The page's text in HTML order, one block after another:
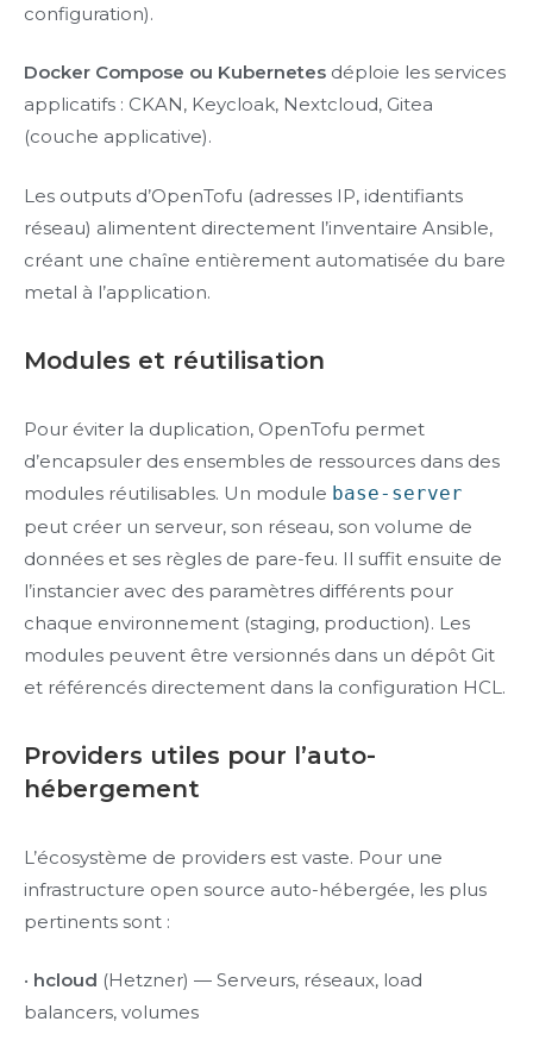
configuration).
Docker Compose ou Kubernetes déploie les services
applicatifs : CKAN, Keycloak, Nextcloud, Gitea
(couche applicative).
Les outputs d’OpenTofu (adresses IP, identifiants
réseau) alimentent directement l’inventaire Ansible,
créant une chaîne entièrement automatisée du bare
metal à l’application.
Modules et réutilisation
Pour éviter la duplication, OpenTofu permet
d’encapsuler des ensembles de ressources dans des
modules réutilisables. Un module base-server
peut créer un serveur, son réseau, son volume de
données et ses règles de pare-feu. Il suffit ensuite de
l’instancier avec des paramètres différents pour
chaque environnement (staging, production). Les
modules peuvent être versionnés dans un dépôt Git
et référencés directement dans la configuration HCL.
Providers utiles pour l’auto-
hébergement
L’écosystème de providers est vaste. Pour une
infrastructure open source auto-hébergée, les plus
pertinents sont :
• hcloud (Hetzner) — Serveurs, réseaux, load
balancers, volumes